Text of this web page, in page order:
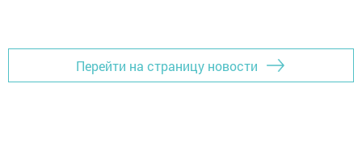
Перейти на страницу новости